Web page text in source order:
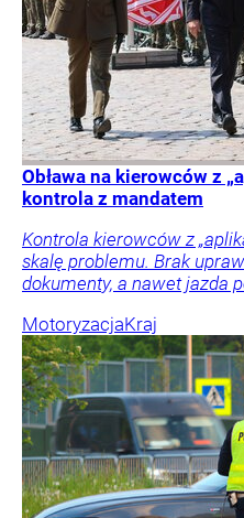
Obława na kierowców z
kontrola z mandatem
Kontrola kierowców z
skalę problemu. Brak
dokumenty, a nawet jazda
MotoryzacjaKraj